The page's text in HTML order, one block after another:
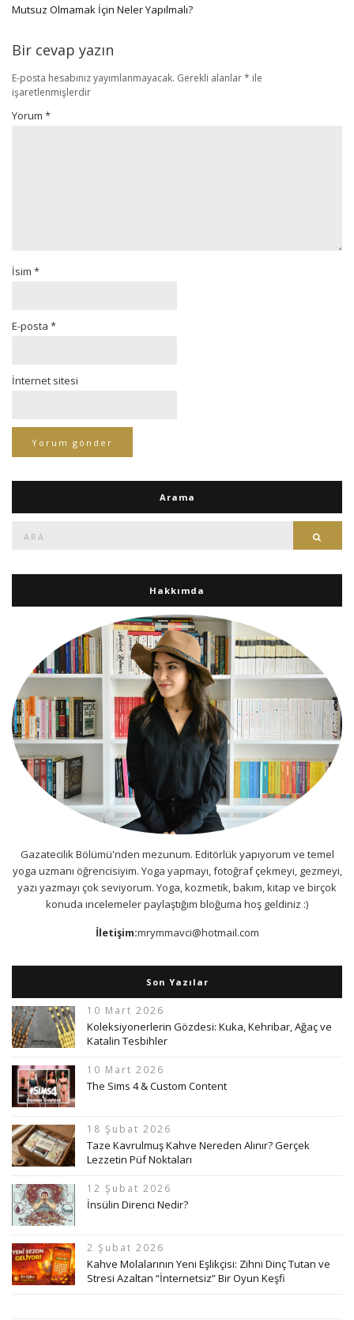
Mutsuz Olmamak İçin Neler Yapılmalı?
Bir cevap yazın
E-posta hesabınız yayımlanmayacak. Gerekli alanlar* ile
işaretlenmişlerdir
Yorum *
İsim *
E-posta *
İnternet sitesi
Arama
Hakkımda
Gazatecilik Bölümü'nden mezunum. Editörlük yapıyorum ve temel
yoga uzmanı öğrencisiyim. Yoga yapmayı, fotoğraf çekmeyi, gezmeyi,
yazı yazmayı çok seviyorum. Yoga, kozmetik, bakım, kitap ve birçok
konuda incelemeler paylaştığım bloğuma hoş geldiniz :)
İletişim:mrymmavci@hotmail.com
Son Yazılar
10 Mart 2026
Koleksiyonerlerin Gözdesi: Kuka, Kehribar, Ağaç ve
Katalin Tesbihler
10 Mart 2026
The Sims 4 & Custom Content
18 Şubat 2026
Taze Kavrulmuş Kahve Nereden Alınır? Gerçek
Lezzetin Püf Noktaları
12 Şubat 2026
İnsülin Direnci Nedir?
2 Şubat 2026
Kahve Molalarının Yeni Eşlikçisi: Zihni Dinç Tutan ve
Stresi Azaltan “İnternetsiz” Bir Oyun Keşfi